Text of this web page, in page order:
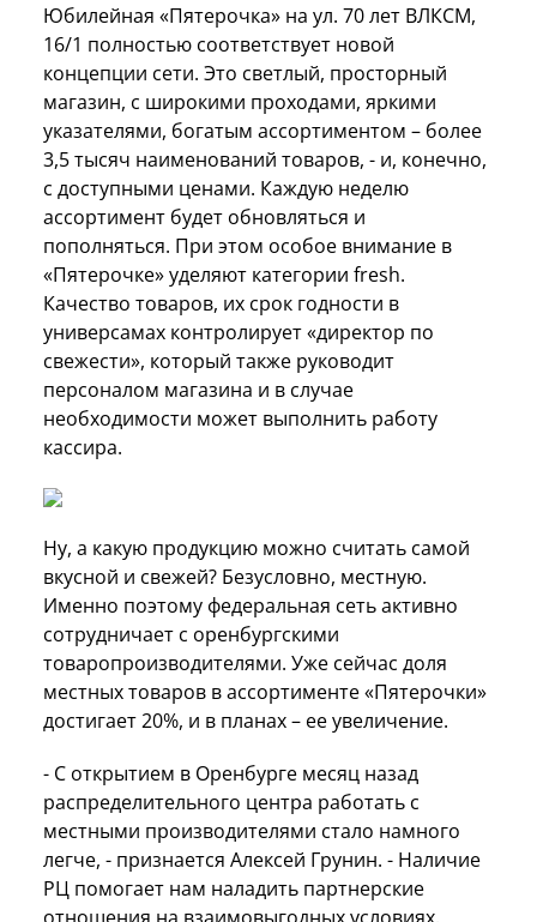
Юбилейная «Пятерочка» на ул. 70 лет ВЛКСМ,
16/1 полностью соответствует новой
концепции сети. Это светлый, просторный
магазин, с широкими проходами, яркими
указателями, богатым ассортиментом – более
3,5 тысяч наименований товаров, - и, конечно,
с доступными ценами. Каждую неделю
ассортимент будет обновляться и
пополняться. При этом особое внимание в
«Пятерочке» уделяют категории fresh.
Качество товаров, их срок годности в
универсамах контролирует «директор по
свежести», который также руководит
персоналом магазина и в случае
необходимости может выполнить работу
кассира.
Ну, а какую продукцию можно считать самой
вкусной и свежей? Безусловно, местную.
Именно поэтому федеральная сеть активно
сотрудничает с оренбургскими
товаропроизводителями. Уже сейчас доля
местных товаров в ассортименте «Пятерочки»
достигает 20%, и в планах – ее увеличение.
- С открытием в Оренбурге месяц назад
распределительного центра работать с
местными производителями стало намного
легче, - признается Алексей Грунин. - Наличие
РЦ помогает нам наладить партнерские